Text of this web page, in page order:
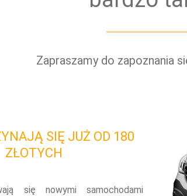
Zapraszamy do zapoznania
SIĘ JUŻ OD 180
ZŁOTYCH
się nowymi samochodami